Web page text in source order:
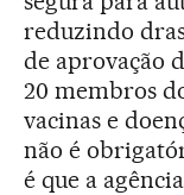
reduzindo
de aprovação
20 membros
vacinas e
não é
é que a